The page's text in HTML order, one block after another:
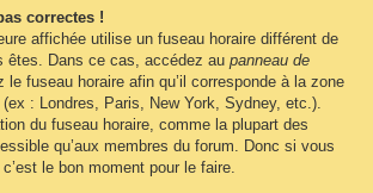
correctes !
affichée utilise un fuseau horaire différent de
êtes. Dans ce cas, accédez au panneau de
fuseau horaire afin qu’il corresponde à la zone
: Londres, Paris, New York, Sydney, etc.).
du fuseau horaire, comme la plupart des
qu’aux membres du forum. Donc si vous
le bon moment pour le faire.